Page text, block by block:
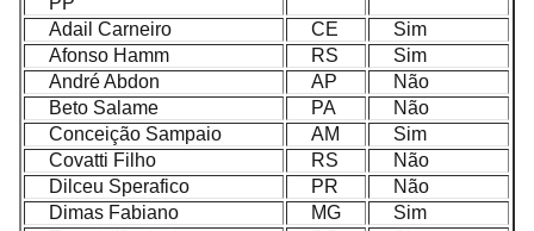
Adail Carneiro
CE
Sim
Afonso Hamm
RS
Sim
André Abdon
AP
Não
Beto Salame
PA
Não
Conceição Sampaio
AM
Sim
Covatti Filho
RS
Não
Dilceu Sperafico
PR
Não
Dimas Fabiano
MG
Sim